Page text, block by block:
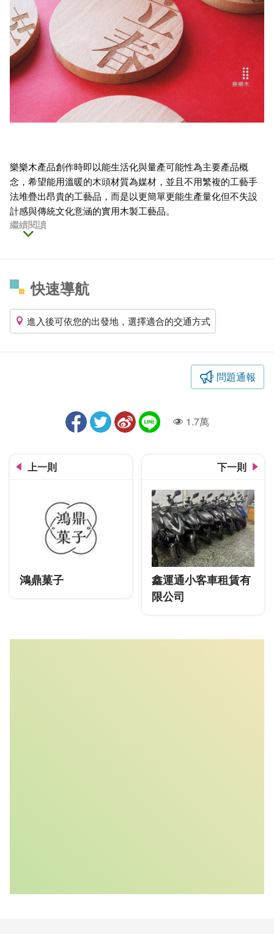
樂樂木產品創作時即以能生活化與量產可能性為主要產品概
念，希望能用溫暖的木頭材質為媒材，並且不用繁複的工藝手
法堆疊出昂貴的工藝品，而是以更簡單更能生產量化但不失設
計感與傳統文化意涵的實用木製工藝品。
繼續閱讀
快速導航
進入後可依您的出發地，選擇適合的交通方式
問題通報
人氣1.7萬
上一則
鴻鼎菓子
下一則
鑫運通小客車租賃有
限公司